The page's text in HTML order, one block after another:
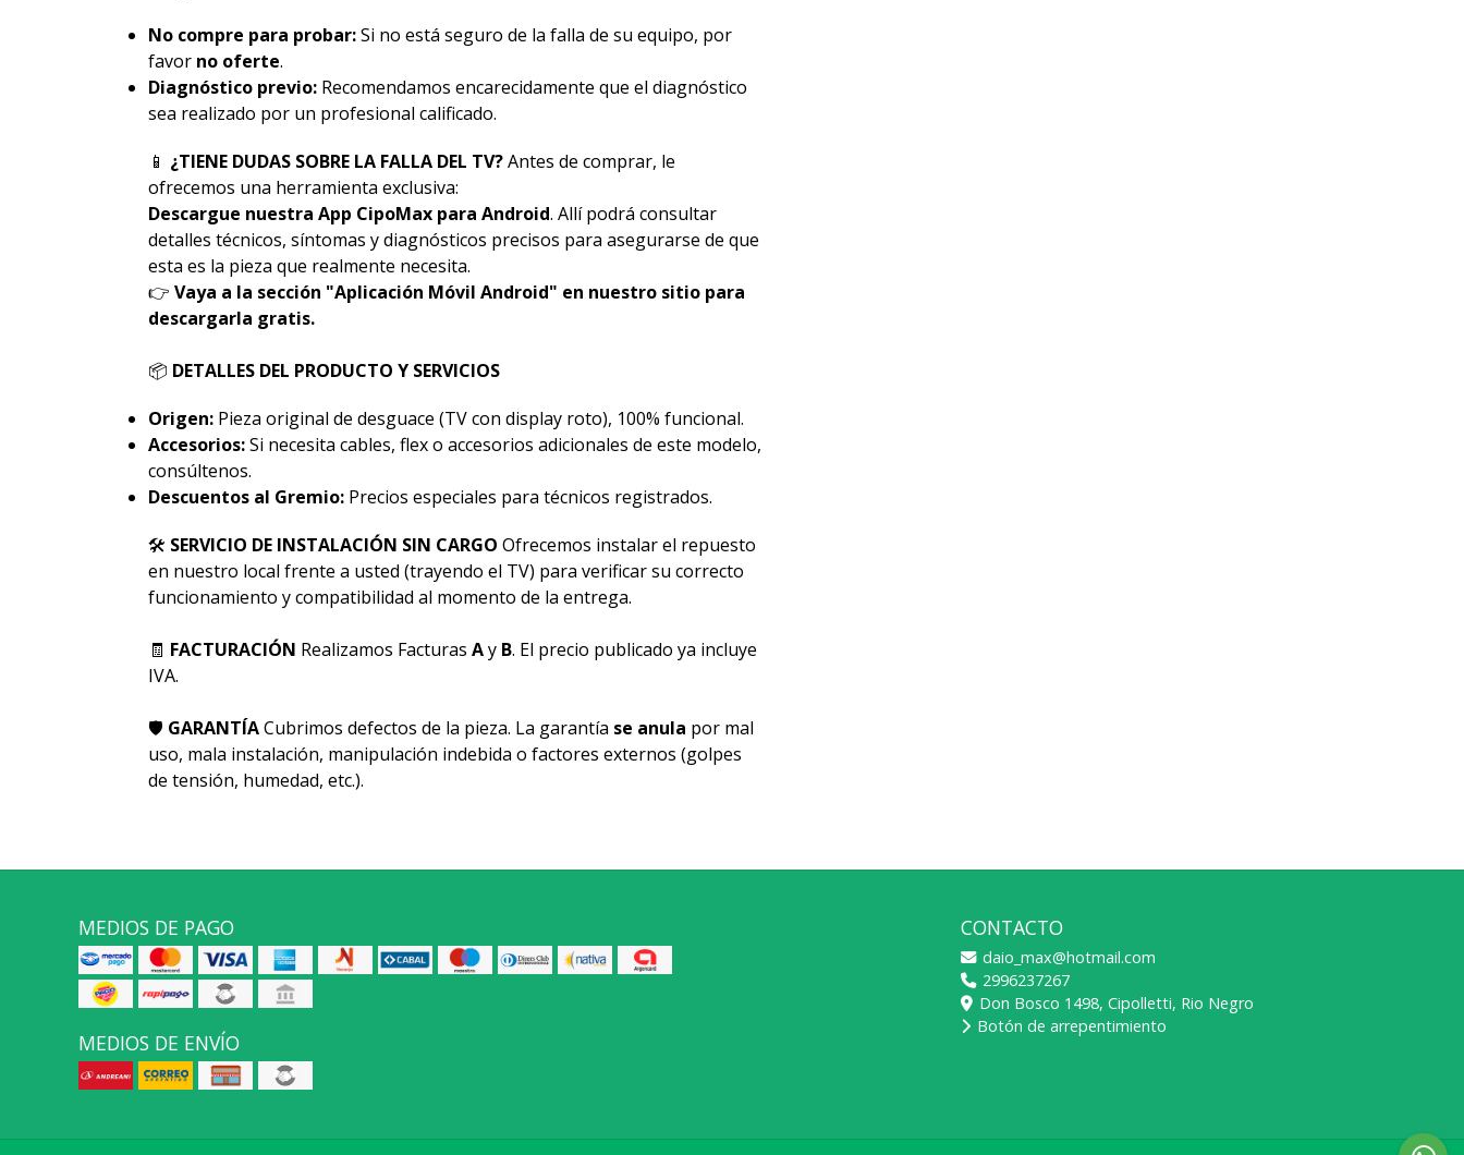
No compre para probar:Si no está seguro de la falla de su equipo, por
favor no oferte.
Diagnóstico previo:Recomendamos encarecidamente que el diagnóstico
sea realizado por un profesional calificado.
📱 ¿TIENE DUDAS SOBRE LA FALLA DEL TV?Antes de comprar, le
ofrecemos una herramienta exclusiva:
Descargue nuestra App CipoMax para Android. Allí podrá consultar
detalles técnicos, síntomas y diagnósticos precisos para asegurarse de que
esta es la pieza que realmente necesita.
👉 Vaya a la sección "Aplicación Móvil Android" en nuestro sitio para
descargarla gratis.
📦 DETALLES DEL PRODUCTO Y SERVICIOS
Origen:Pieza original de desguace (TV con display roto), 100% funcional.
Accesorios:Si necesita cables, flex o accesorios adicionales de este modelo,
consúltenos.
Descuentos al Gremio:Precios especiales para técnicos registrados.
🛠 SERVICIO DE INSTALACIÓN SIN CARGO Ofrecemos instalar el repuesto
en nuestro local frente a usted (trayendo el TV) para verificar su correcto
funcionamiento y compatibilidad al momento de la entrega.
🧾 FACTURACIÓN Realizamos Facturas Ay B. El precio publicado ya incluye
IVA.
🛡 GARANTÍACubrimos defectos de la pieza. La garantía se anula por mal
uso, mala instalación, manipulación indebida o factores externos (golpes
de tensión, humedad, etc.).
MEDIOS DE PAGO
MEDIOS DE ENVÍO
CONTACTO
daio_max@hotmail.com
2996237267
Don Bosco 1498, Cipolletti, Rio Negro
Botón de arrepentimiento